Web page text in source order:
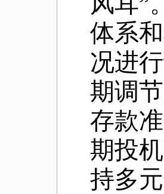
体系
况进
期调
存款
期投
持多